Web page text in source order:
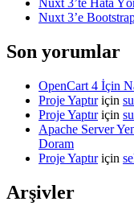
Nuxt 3’te Hata
Nuxt 3’e
Son yorumlar
OpenCart 4 İçin
Proje Yaptıriçin
Proje Yaptıriçin
Apache Server
Doram
Proje Yaptıriçin
Arşivler